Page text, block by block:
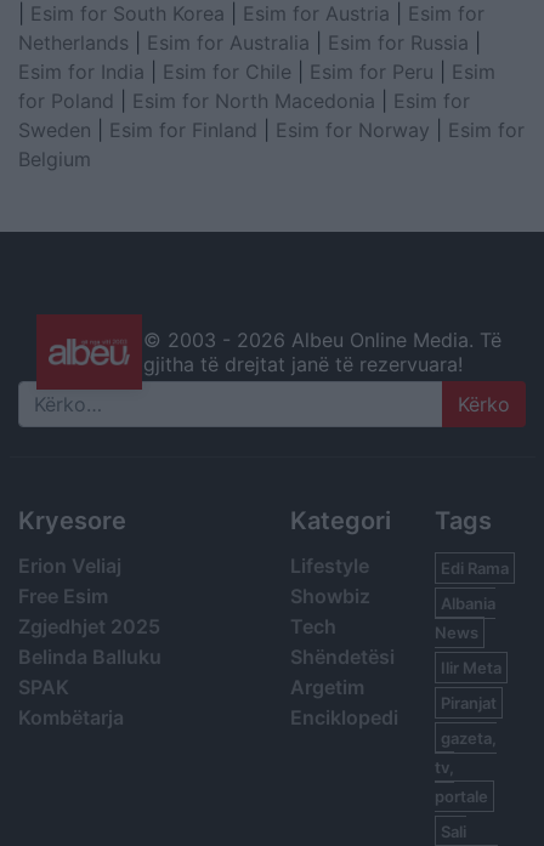
Esim for South Korea Esim for Austria
Esim for
Netherlands
Esim for Australia Esim for Russia
Esim for India
Esim for Chile Esim for Peru
Esim
for Poland
Esim for North Macedonia
Esim for
Sweden
Esim for Finland Esim for Norway
Esim for
Belgium
© 2003 - 2026 Albeu Online Media. Të
gjitha të drejtat janë të rezervuara!
Search
Kryesore
Erion Veliaj
Free Esim
Zgjedhjet 2025
Belinda Balluku
SPAK
Kombëtarja
Kategori
Lifestyle
Showbiz
Tech
Shëndetësi
Argetim
Enciklopedi
Tags
Edi Rama
Albania
News
Ilir Meta
Piranjat
gazeta,
tv,
portale
Sali